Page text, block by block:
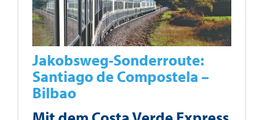
Jakobsweg-Sonderroute:
Santiago de Compostela –
Bilbao